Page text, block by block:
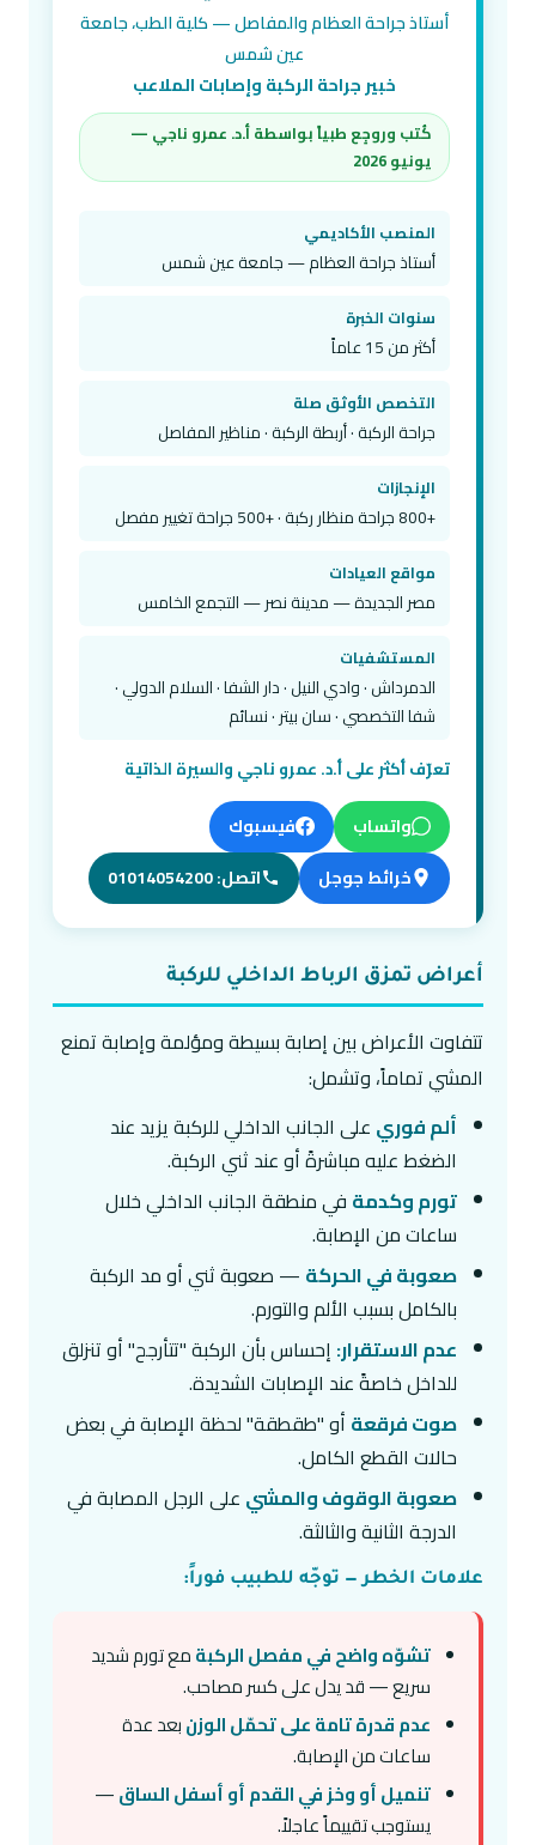
أستاذ جراحة العظام والمفاصل — كلية الطب، جامعة
عين شمس
خبير جراحة الركبة وإصابات الملاعب
كُتب وروجِع طبياً بواسطة أ.د. عمرو ناجي —
يونيو 2026
المنصب الأكاديمي
أستاذ جراحة العظام — جامعة عين شمس
سنوات الخبرة
أكثر من 15 عاماً
التخصص الأوثق صلة
جراحة الركبة · أربطة الركبة · مناظير المفاصل
الإنجازات
+800 جراحة منظار ركبة · +500 جراحة تغيير مفصل
مواقع العيادات
مصر الجديدة — مدينة نصر — التجمع الخامس
المستشفيات
الدمرداش · وادي النيل · دار الشفا · السلام الدولي ·
شفا التخصصي · سان بيتر · نسائم
تعرّف أكثر على أ.د. عمرو ناجي والسيرة الذاتية
واتساب
فيسبوك
خرائط جوجل
اتصل: 01014054200
أعراض تمزق الرباط الداخلي للركبة
تتفاوت الأعراض بين إصابة بسيطة ومؤلمة وإصابة تمنع
المشي تماماً، وتشمل:
ألم فوري على الجانب الداخلي للركبة يزيد عند
الضغط عليه مباشرةً أو عند ثني الركبة.
تورم وكدمة في منطقة الجانب الداخلي خلال
ساعات من الإصابة.
صعوبة في الحركة — صعوبة ثني أو مد الركبة
بالكامل بسبب الألم والتورم.
عدم الاستقرار: إحساس بأن الركبة "تتأرجح" أو تنزلق
للداخل خاصةً عند الإصابات الشديدة.
صوت فرقعة أو "طقطقة" لحظة الإصابة في بعض
حالات القطع الكامل.
صعوبة الوقوف والمشي على الرجل المصابة في
الدرجة الثانية والثالثة.
علامات الخطر — توجّه للطبيب فوراً:
تشوّه واضح في مفصل الركبةمع تورم شديد
سريع — قد يدل على كسر مصاحب.
عدم قدرة تامة على تحمّل الوزنبعد عدة
ساعات من الإصابة.
تنميل أو وخز في القدم أو أسفل الساق—
يستوجب تقييماً عاجلاً.